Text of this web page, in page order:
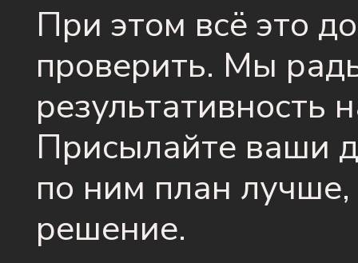
При этом всё это
проверить. Мы
результативность
Присылайте ваши
по ним план
решение.